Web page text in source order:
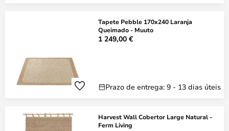
Tapete Pebble 170x240 Laranja
Queimado - Muuto
1 249,00 €
Prazo de entrega: 9 - 13 dias úteis
Harvest Wall Cobertor Large Natural -
Ferm Living